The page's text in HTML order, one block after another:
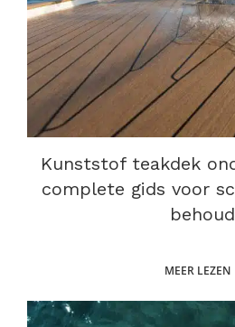
Kunststof teakdek
complete gids voor
behoud
MEER LEZEN